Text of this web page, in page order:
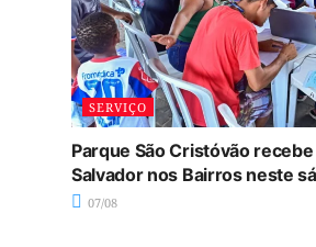
SERVIÇO
Parque São Cristóvão
Salvador nos Bairros neste
07/08